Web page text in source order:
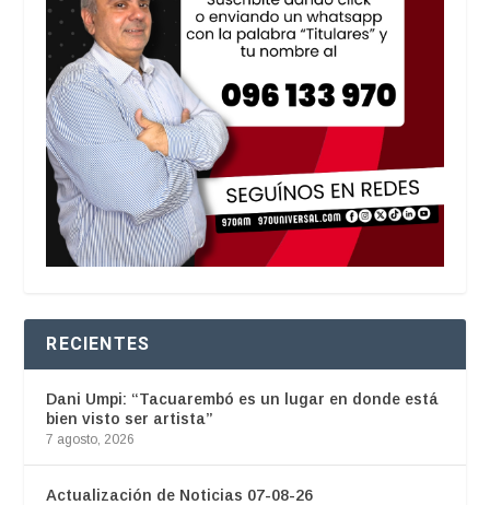
RECIENTES
Dani Umpi: “Tacuarembó es un lugar en donde está
bien visto ser artista”
7 agosto, 2026
Actualización de Noticias 07-08-26